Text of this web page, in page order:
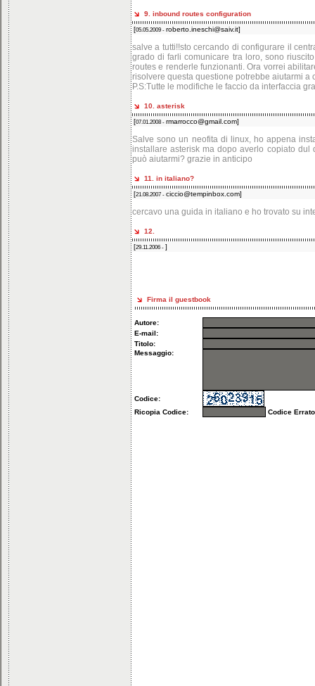
9. inbound routes configuration
[05.05.2009 - roberto.ineschi@saiv.it]
salve a tutti!!sto cercando di configurare il
grado di farli comunicare tra loro, sono
routes e renderle funzionanti. Ora vorrei
risolvere questa questione potrebbe aiutarmi
P.S:Tutte le modifiche le faccio da interfaccia
10. asterisk
[07.01.2008 - rmarrocco@gmail.com]
Salve sono un neofita di linux, ho appena
installare asterisk ma dopo averlo copiato
può aiutarmi? grazie in anticipo
11. in italiano?
[21.08.2007 - ciccio@tempinbox.com]
cercavo una guida in italiano e ho trovato su
12.
[29.11.2006 - ]
Firma il guestbook
Autore:
E-mail:
Titolo:
Messaggio:
Codice:
Ricopia Codice:
Codice Errato